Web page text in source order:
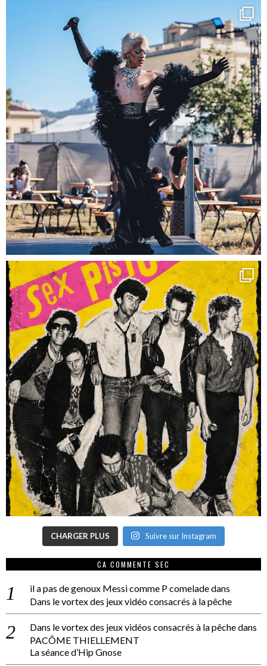
CHARGER PLUS Suivre sur Instagram
CA COMMENTE SEC
il a pas de genoux Messi comme P comeladedans
Dans le vortex des jeux vidéo consacrés à la pêche
Dans le vortex des jeux vidéos consacrés à la pêchedans
PACÔME THIELLEMENT
La séance d’Hip Gnose